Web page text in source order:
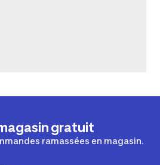
gratuit
ramassées en magasin.